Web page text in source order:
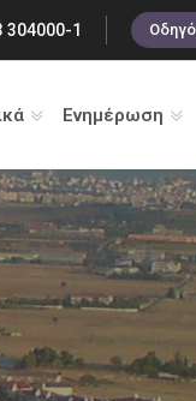
304000-1
Ενημέρωση